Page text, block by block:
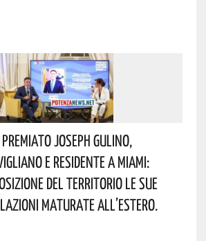
Joseph Gulino,
E Residente A Miami:
Del Territorio Le Sue
Maturate All’estero.